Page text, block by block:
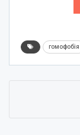
гомофобія